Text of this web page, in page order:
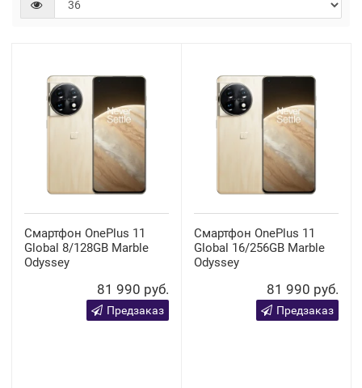
Смартфон OnePlus 11
Global 8/128GB Marble
Odyssey
81 990 руб.
Предзаказ
Смартфон OnePlus 11
Global 16/256GB Marble
Odyssey
81 990 руб.
Предзаказ